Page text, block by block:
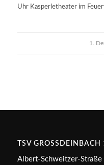
Uhr Kasperletheater im
1.
TSV GROSSDEINBACH
Albert-Schweitzer-Straße